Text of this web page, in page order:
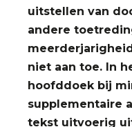
uitstellen van
andere
niet aan toe. In
hoofddoek bij
supplementaire
tekst uitvoerig